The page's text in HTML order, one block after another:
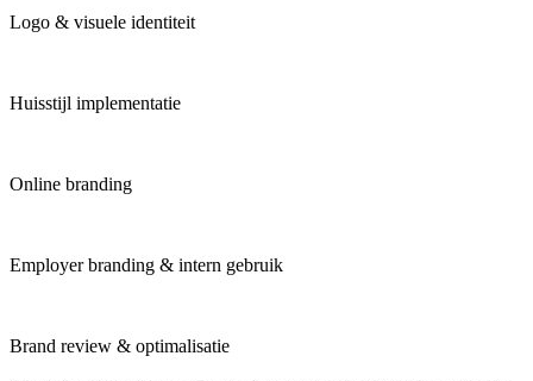
Logo & visuele identiteit
Huisstijl implementatie
Online branding
Employer branding & intern gebruik
Brand review & optimalisatie